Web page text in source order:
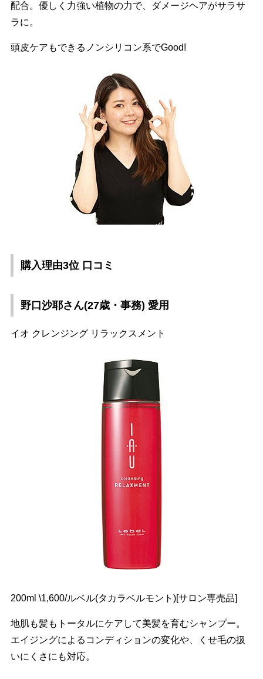
配合。優しく力強い植物の力で、ダメージヘアがサラサ
ラに。
頭皮ケアもできるノンシリコン系でGood!
購入理由3位 口コミ
野口沙耶さん(27歳・事務) 愛用
イオ クレンジング リラックスメント
200ml \1,600/ルベル(タカラベルモント)[サロン専売品]
地肌も髪もトータルにケアして美髪を育むシャンプー。
エイジングによるコンディションの変化や、くせ毛の扱
いにくさにも対応。